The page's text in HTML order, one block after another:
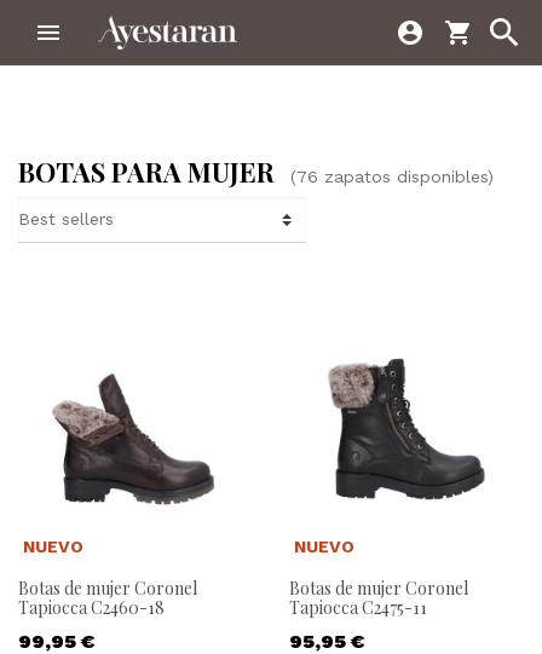
  shopping_cart 
BOTAS PARA MUJER (76 zapatos disponibles)
Botas de mujer Coronel
Tapiocca C2460-18
Precio
99,95 €
NUEVO
Botas de mujer Coronel
Tapiocca C2475-11
Precio
95,95 €
NUEVO